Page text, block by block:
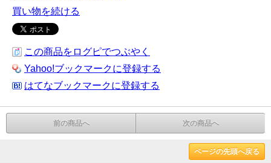
買い物を続ける
この商品をログピでつぶやく
Yahoo!ブックマークに登録する
はてなブックマークに登録する
前の商品へ 次の商品へ
ページの先頭へ戻る